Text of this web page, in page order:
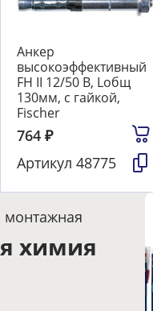
Анкер
высокоэффективный
FH II 12/50 В, Lобщ
130мм, с гайкой,
Fischer
764₽
Артикул48775
монтажная
химия